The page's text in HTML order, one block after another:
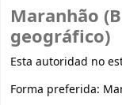
Maranhão
geográfico)
Esta autoridad no
Forma preferida: